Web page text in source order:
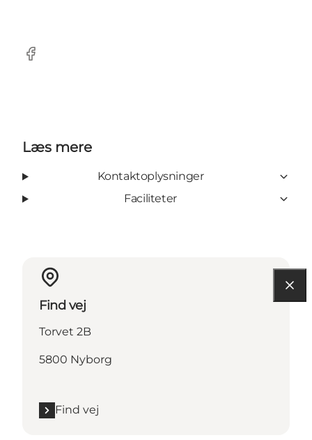
Facebook
Læs mere
Kontaktoplysninger
Faciliteter
Find vej
Torvet 2B
5800 Nyborg
Find vej